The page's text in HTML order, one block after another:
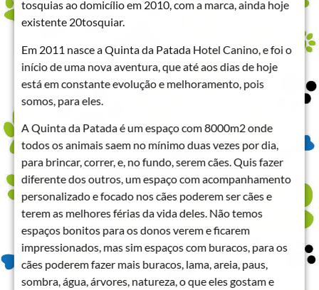
tosquias ao domicílio em 2010, com a marca, ainda hoje
existente 20tosquiar.
Em 2011 nasce a Quinta da Patada Hotel Canino, e foi o
início de uma nova aventura, que até aos dias de hoje
está em constante evolução e melhoramento, pois
somos, para eles.
A Quinta da Patada é um espaço com 8000m2 onde
todos os animais saem no mínimo duas vezes por dia,
para brincar, correr, e, no fundo, serem cães. Quis fazer
diferente dos outros, um espaço com acompanhamento
personalizado e focado nos cães poderem ser cães e
terem as melhores férias da vida deles. Não temos
espaços bonitos para os donos verem e ficarem
impressionados, mas sim espaços com buracos, para os
cães poderem fazer mais buracos, lama, areia, paus,
sombra, água, árvores, natureza, o que eles gostam e